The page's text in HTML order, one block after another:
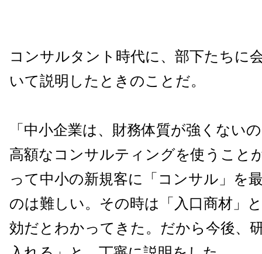
コンサルタント時代に、部下たちに
いて説明したときのことだ。
「中小企業は、財務体質が強くない
高額なコンサルティングを使うこと
って中小の新規客に「コンサル」を
のは難しい。その時は「入口商材」
効だとわかってきた。だから今後、